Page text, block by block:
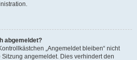
abgemeldet?
„Angemeldet bleiben“ nicht
angemeldet. Dies verhindert den